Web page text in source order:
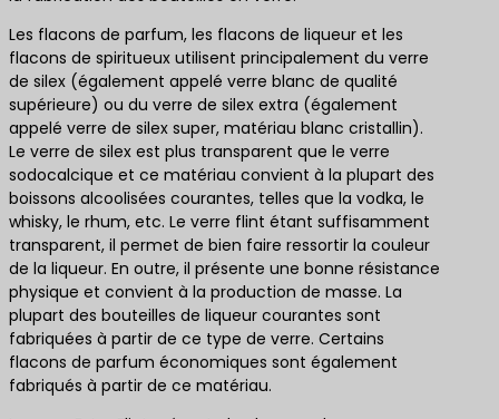
Les flacons de parfum, les flacons de liqueur et les
flacons de spiritueux utilisent principalement du verre
de silex (également appelé verre blanc de qualité
supérieure) ou du verre de silex extra (également
appelé verre de silex super, matériau blanc cristallin).
Le verre de silex est plus transparent que le verre
sodocalcique et ce matériau convient à la plupart des
boissons alcoolisées courantes, telles que la vodka, le
whisky, le rhum, etc. Le verre flint étant suffisamment
transparent, il permet de bien faire ressortir la couleur
de la liqueur. En outre, il présente une bonne résistance
physique et convient à la production de masse. La
plupart des bouteilles de liqueur courantes sont
fabriquées à partir de ce type de verre. Certains
flacons de parfum économiques sont également
fabriqués à partir de ce matériau.